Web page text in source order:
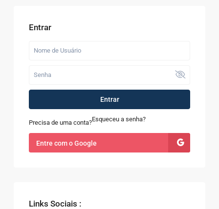
Entrar
Entrar
Precisa de uma conta?Esqueceu a senha?
Entre com o Google
Links Sociais :